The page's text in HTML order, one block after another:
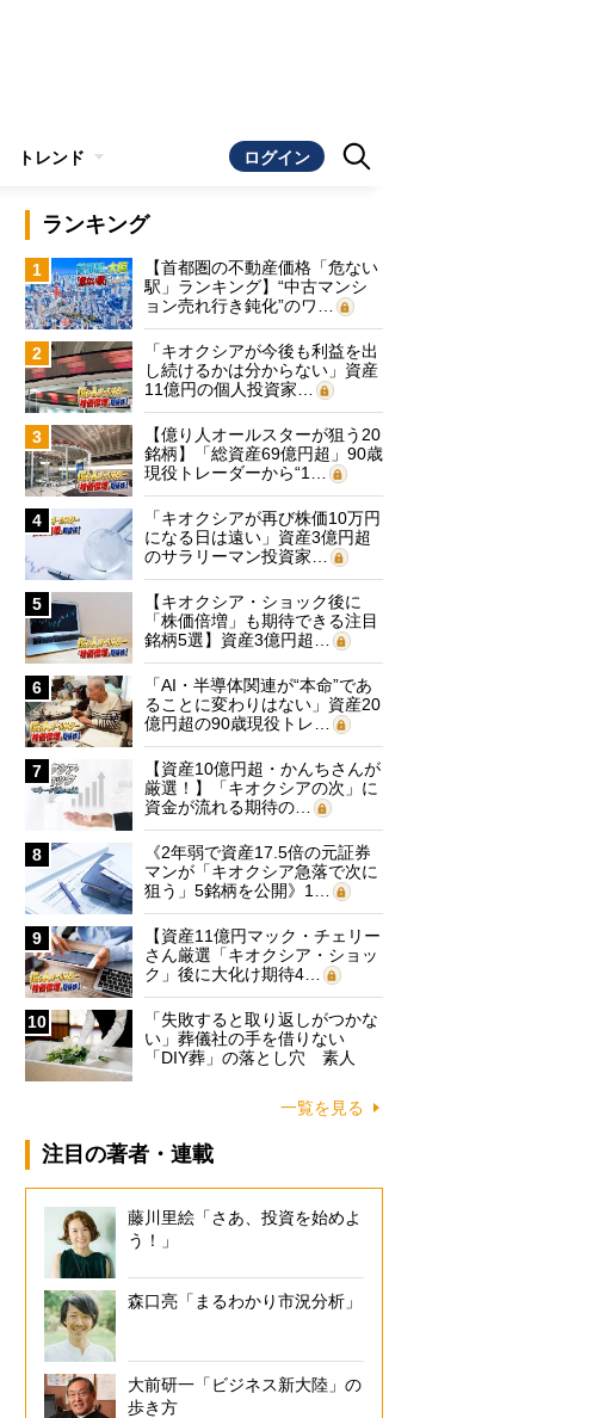
トレンド ログイン
ランキング
1
【首都圏の不動産価格「危ない
駅」ランキング】“中古マンシ
ョン売れ行き鈍化”のワ…
2
「キオクシアが今後も利益を出
し続けるかは分からない」資産
11億円の個人投資家…
3
【億り人オールスターが狙う20
銘柄】「総資産69億円超」90歳
現役トレーダーから“1…
4
「キオクシアが再び株価10万円
になる日は遠い」資産3億円超
のサラリーマン投資家…
5
【キオクシア・ショック後に
「株価倍増」も期待できる注目
銘柄5選】資産3億円超…
6
「AI・半導体関連が“本命”であ
ることに変わりはない」資産20
億円超の90歳現役トレ…
7
【資産10億円超・かんちさんが
厳選！】「キオクシアの次」に
資金が流れる期待の…
8
《2年弱で資産17.5倍の元証券
マンが「キオクシア急落で次に
狙う」5銘柄を公開》1…
9
【資産11億円マック・チェリー
さん厳選「キオクシア・ショッ
ク」後に大化け期待4…
10
「失敗すると取り返しがつかな
い」葬儀社の手を借りない
「DIY葬」の落とし穴 素人
一覧を見る
注目の著者・連載
藤川里絵「さあ、投資を始めよ
う！」
森口亮「まるわかり市況分析」
大前研一「ビジネス新大陸」の
歩き方